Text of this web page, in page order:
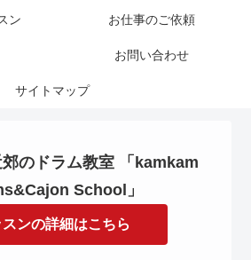
ン お仕事のご依頼
お問い合わせ
サイトマップ
のドラム教室 「kamkam
School」
スンの詳細はこちら